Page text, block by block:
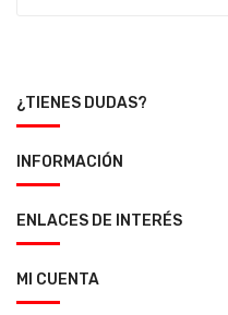
¿TIENES DUDAS?
INFORMACIÓN
ENLACES DE INTERÉS
MI CUENTA